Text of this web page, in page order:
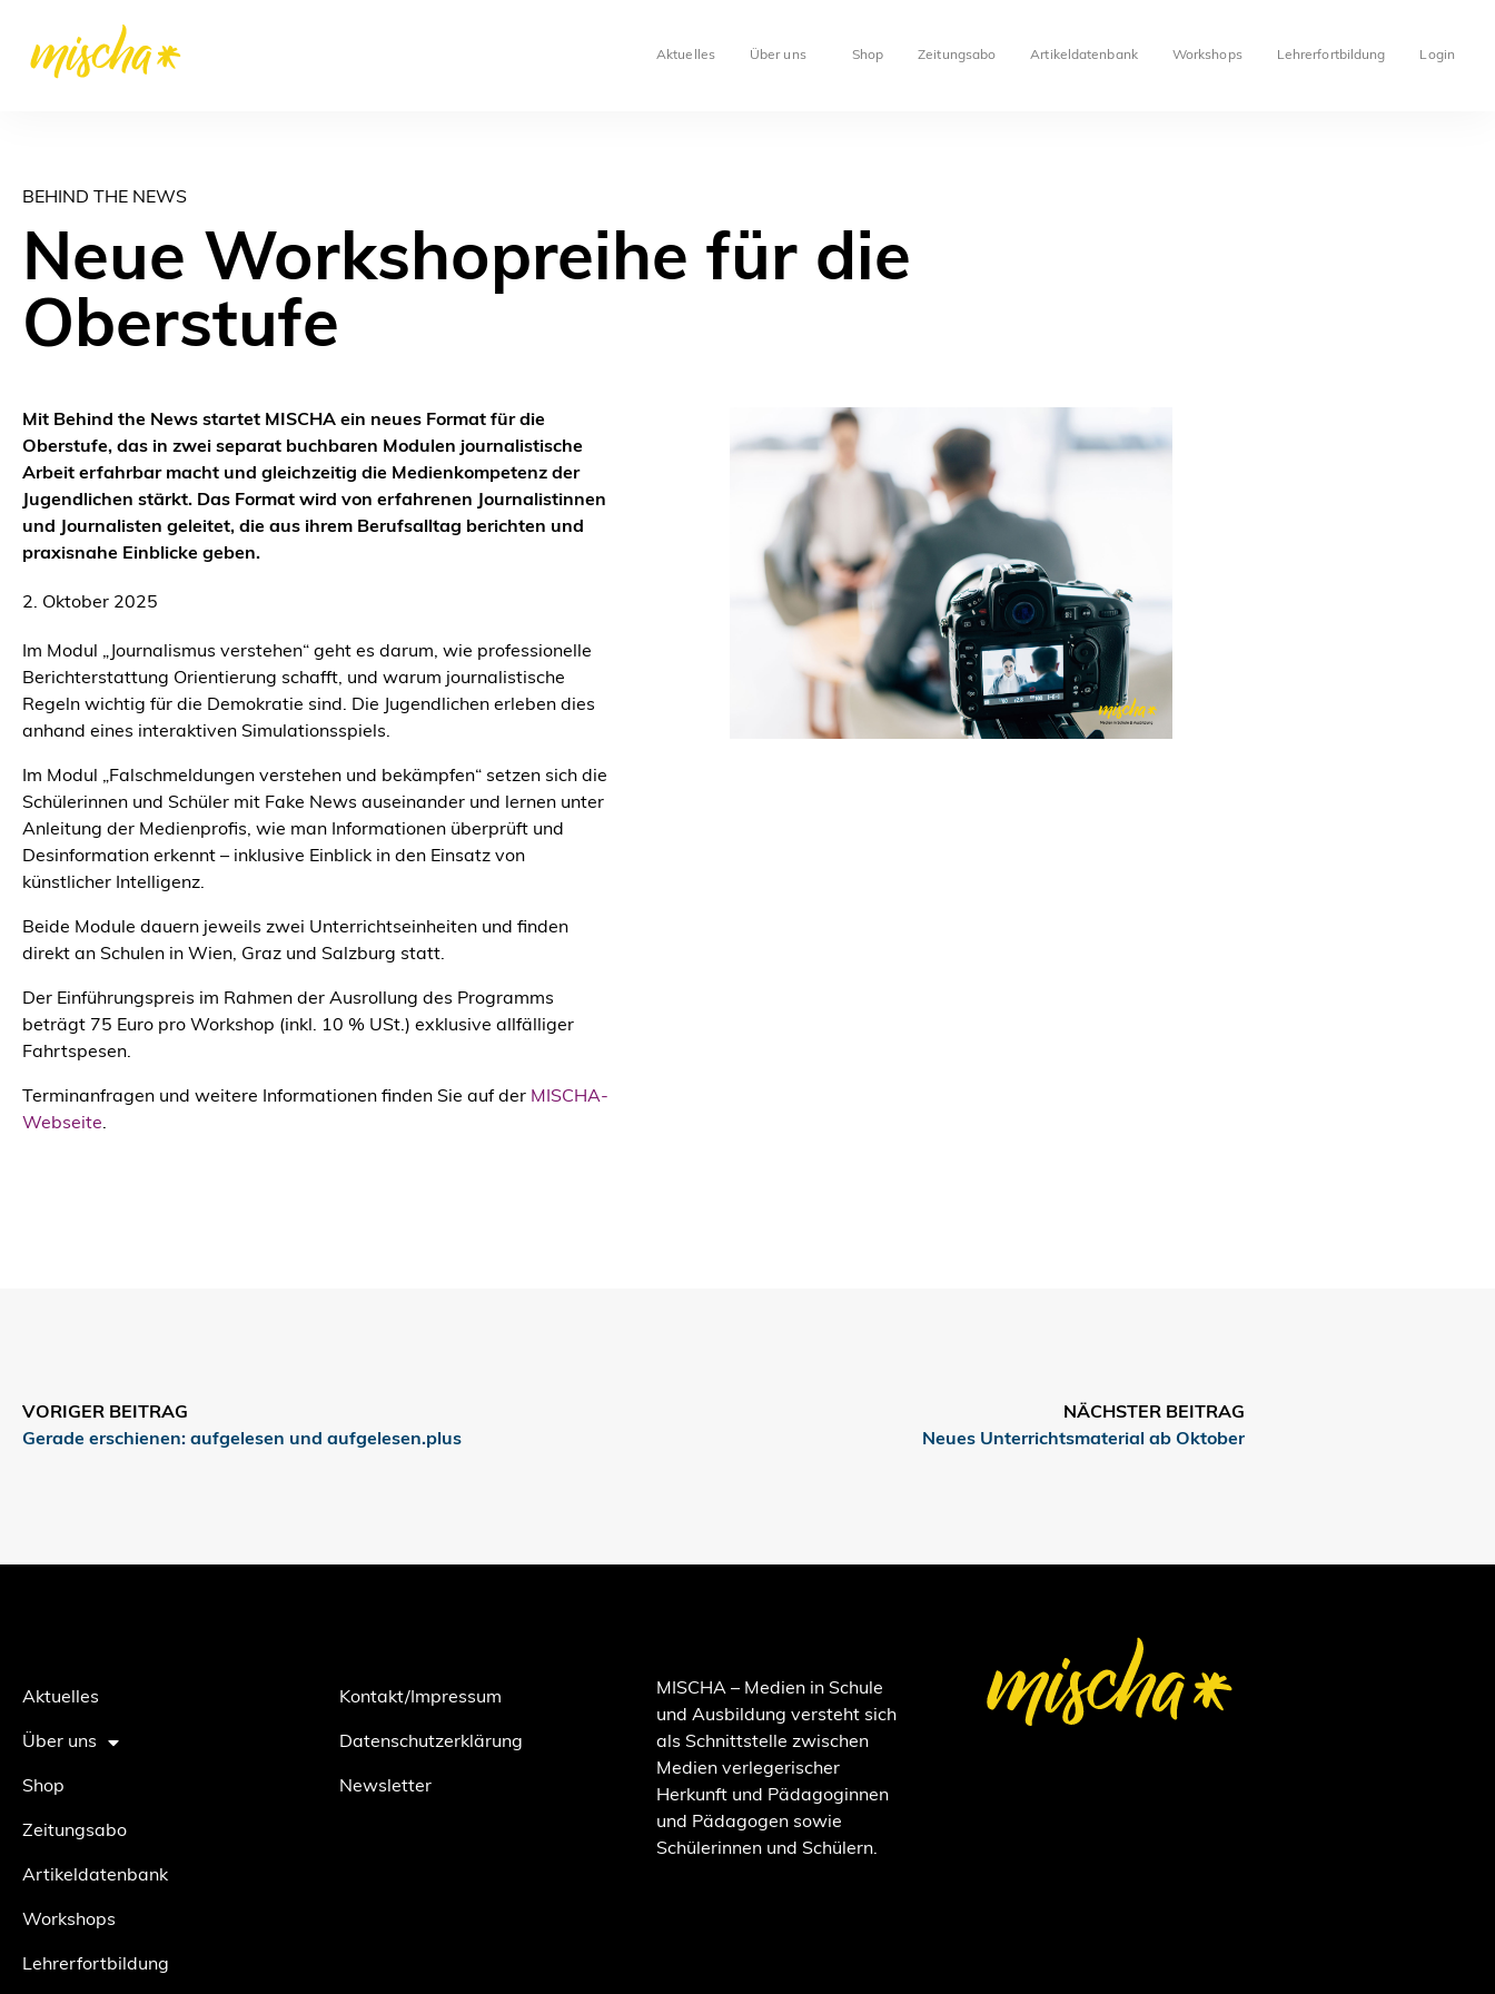
Aktuelles Über uns Shop Zeitungsabo Artikeldatenbank Workshops Lehrerfortbildung Login
BEHIND THE NEWS
Neue Workshopreihe für die
Oberstufe
Mit Behind the News startet MISCHA ein neues Format für die
Oberstufe, das in zwei separat buchbaren Modulen journalistische
Arbeit erfahrbar macht und gleichzeitig die Medienkompetenz der
Jugendlichen stärkt. Das Format wird von erfahrenen Journalistinnen
und Journalisten geleitet, die aus ihrem Berufsalltag berichten und
praxisnahe Einblicke geben.
2. Oktober 2025
Im Modul „Journalismus verstehen“ geht es darum, wie professionelle
Berichterstattung Orientierung schafft, und warum journalistische
Regeln wichtig für die Demokratie sind. Die Jugendlichen erleben dies
anhand eines interaktiven Simulationsspiels.
Im Modul „Falschmeldungen verstehen und bekämpfen“ setzen sich die
Schülerinnen und Schüler mit Fake News auseinander und lernen unter
Anleitung der Medienprofis, wie man Informationen überprüft und
Desinformation erkennt – inklusive Einblick in den Einsatz von
künstlicher Intelligenz.
Beide Module dauern jeweils zwei Unterrichtseinheiten und finden
direkt an Schulen in Wien, Graz und Salzburg statt.
Der Einführungspreis im Rahmen der Ausrollung des Programms
beträgt 75 Euro pro Workshop (inkl. 10 % USt.) exklusive allfälliger
Fahrtspesen.
Terminanfragen und weitere Informationen finden Sie auf der MISCHA-
Webseite.
VORIGER BEITRAG
Gerade erschienen: aufgelesen und aufgelesen.plus
NÄCHSTER BEITRAG
Neues Unterrichtsmaterial ab Oktober
Aktuelles
Über uns
Shop
Zeitungsabo
Artikeldatenbank
Workshops
Lehrerfortbildung
Kontakt/Impressum
Datenschutzerklärung
Newsletter
MISCHA – Medien in Schule
und Ausbildung versteht sich
als Schnittstelle zwischen
Medien verlegerischer
Herkunft und Pädagoginnen
und Pädagogen sowie
Schülerinnen und Schülern.